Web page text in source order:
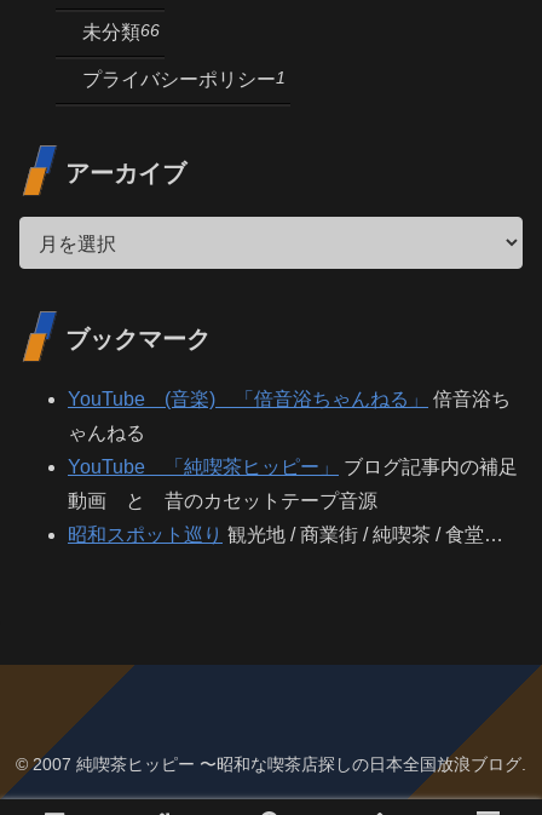
未分類66
プライバシーポリシー1
アーカイブ
ブックマーク
YouTube (音楽) 「倍音浴ちゃんねる」
倍音浴ち
ゃんねる
YouTube 「純喫茶ヒッピー」
ブログ記事内の補足
動画 と 昔のカセットテープ音源
昭和スポット巡り 観光地 / 商業街 / 純喫茶 / 食堂…
© 2007 純喫茶ヒッピー 〜昭和な喫茶店探しの日本全国放浪ブログ.